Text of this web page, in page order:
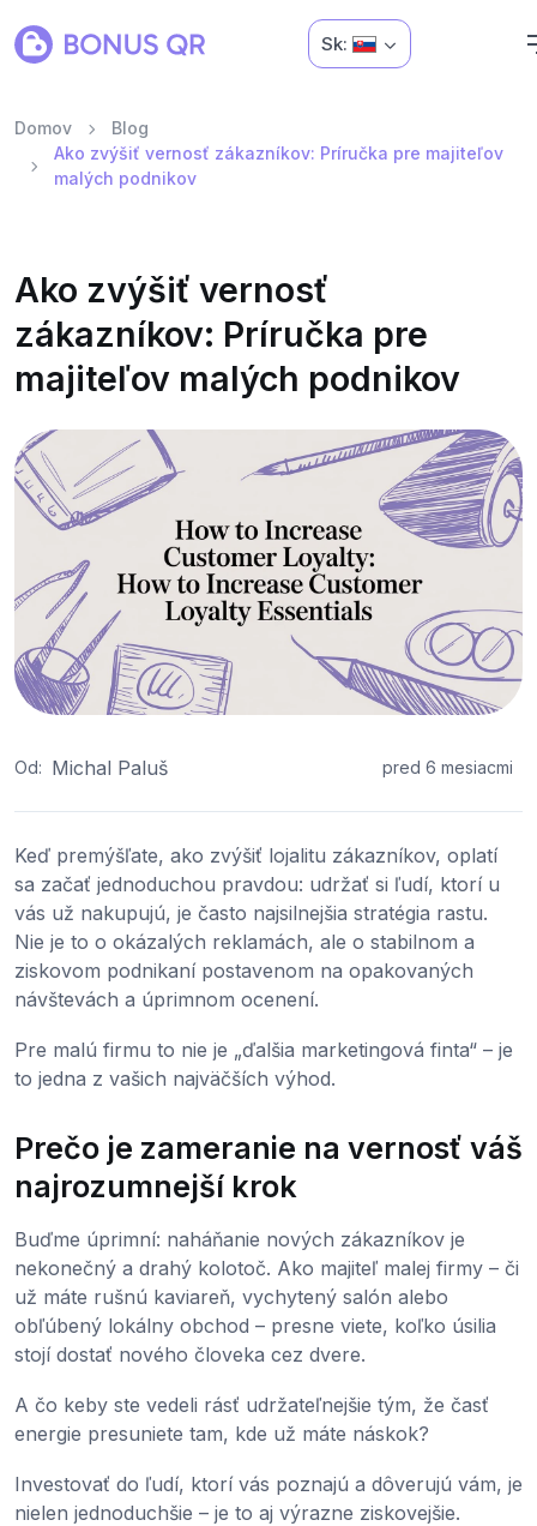
Sk:
Domov
Blog
Ako zvýšiť vernosť zákazníkov: Príručka pre majiteľov
malých podnikov
Ako zvýšiť vernosť
zákazníkov: Príručka pre
majiteľov malých podnikov
Od: Michal Paluš pred 6 mesiacmi
Keď premýšľate, ako zvýšiť lojalitu zákazníkov, oplatí
sa začať jednoduchou pravdou: udržať si ľudí, ktorí u
vás už nakupujú, je často najsilnejšia stratégia rastu.
Nie je to o okázalých reklamách, ale o stabilnom a
ziskovom podnikaní postavenom na opakovaných
návštevách a úprimnom ocenení.
Pre malú firmu to nie je „ďalšia marketingová finta“ – je
to jedna z vašich najväčších výhod.
Prečo je zameranie na vernosť váš
najrozumnejší krok
Buďme úprimní: naháňanie nových zákazníkov je
nekonečný a drahý kolotoč. Ako majiteľ malej firmy – či
už máte rušnú kaviareň, vychytený salón alebo
obľúbený lokálny obchod – presne viete, koľko úsilia
stojí dostať nového človeka cez dvere.
A čo keby ste vedeli rásť udržateľnejšie tým, že časť
energie presuniete tam, kde už máte náskok?
Investovať do ľudí, ktorí vás poznajú a dôverujú vám, je
nielen jednoduchšie – je to aj výrazne ziskovejšie.